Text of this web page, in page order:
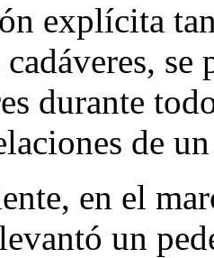
explícita
durante
de
en el
un